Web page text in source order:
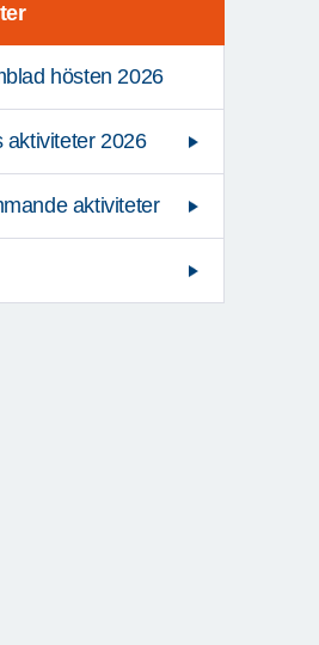
hösten 2026
aktiviteter 2026
aktiviteter